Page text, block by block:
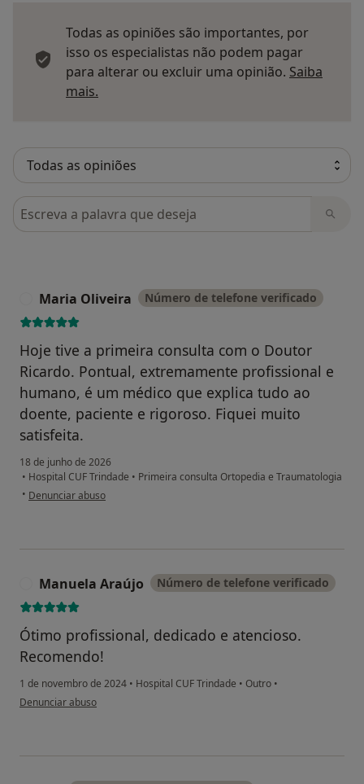
Todas as opiniões são importantes, por
isso os especialistas não podem pagar
para alterar ou excluir uma opinião. Saiba
mais.
Pesquisar em opiniões
Maria Oliveira Número de telefone verificado
Hoje tive a primeira consulta com o Doutor
Ricardo. Pontual, extremamente profissional e
humano, é um médico que explica tudo ao
doente, paciente e rigoroso. Fiquei muito
satisfeita.
18 de junho de 2026
• Hospital CUF Trindade • Primeira consulta Ortopedia e Traumatologia
• na opinião do utilizador Maria Oliveira
Denunciar abuso
Manuela Araújo Número de telefone verificado
Ótimo profissional, dedicado e atencioso.
Recomendo!
1 de novembro de 2024 • Hospital CUF Trindade • Outro •
na opinião do utilizador Manuela Araújo
Denunciar abuso